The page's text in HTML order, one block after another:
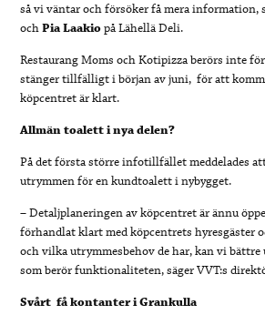
så vi väntar och försöker få mera information,
ochPia Laakiopå Lähellä Deli.
Restaurang Moms och Kotipizza berörs inte
stänger tillfälligt i början av juni, för att
köpcentret är klart.
Allmän toalett i nya delen?
På det första större infotillfället meddelades
utrymmen för en kundtoalett i nybygget.
– Detaljplaneringen av köpcentret är ännu
förhandlat klart med köpcentrets hyresgäster
och vilka utrymmesbehov de har, kan vi bättre
som berör funktionaliteten, säger VVT:s
Svårt få kontanter i Grankulla